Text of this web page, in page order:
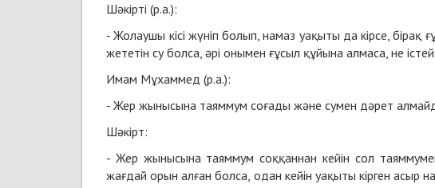
Шәкірті (р.а.):
- Жолаушы кісі жүніп болып, намаз уақыты да кірсе, бірақ
жететін су болса, әрі онымен ғұсыл құйына алмаса, не
Имам Мұхаммед (р.а.):
- Жер жынысына таяммум соғады және сумен дәрет
Шәкірт:
- Жер жынысына таяммум соққаннан кейін сол
жағдай орын алған болса, одан кейін уақыты кірген асыр